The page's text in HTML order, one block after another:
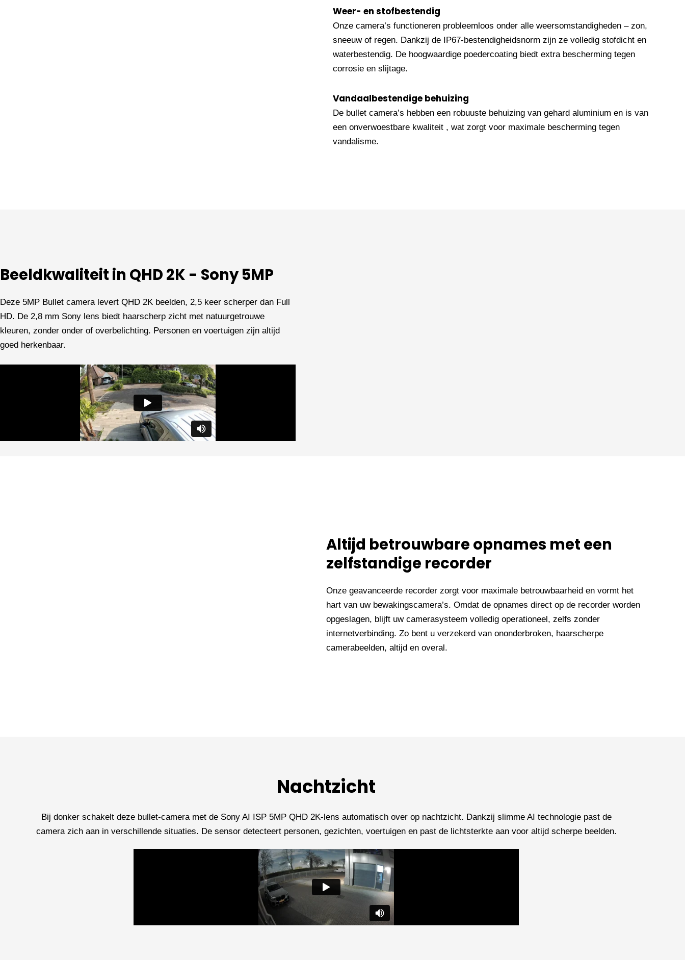
Weer- en stofbestendig
Onze camera’s functioneren probleemloos onder alle weersomstandigheden – zon,
sneeuw of regen. Dankzij de IP67-bestendigheidsnorm zijn ze volledig stofdicht en
waterbestendig. De hoogwaardige poedercoating biedt extra bescherming tegen
corrosie en slijtage.
Vandaalbestendige behuizing
De bullet camera’s hebben een robuuste behuizing van gehard aluminium en is van
een onverwoestbare kwaliteit , wat zorgt voor maximale bescherming tegen
vandalisme.
Beeldkwaliteit in QHD 2K - Sony 5MP
Deze 5MP Bullet camera levert QHD 2K beelden, 2,5 keer scherper dan Full
HD. De 2,8 mm Sony lens biedt haarscherp zicht met natuurgetrouwe
kleuren, zonder onder of overbelichting. Personen en voertuigen zijn altijd
goed herkenbaar.
Altijd betrouwbare opnames met een
zelfstandige recorder
Onze geavanceerde recorder zorgt voor maximale betrouwbaarheid en vormt het
hart van uw bewakingscamera’s. Omdat de opnames direct op de recorder worden
opgeslagen, blijft uw camerasysteem volledig operationeel, zelfs zonder
internetverbinding. Zo bent u verzekerd van ononderbroken, haarscherpe
camerabeelden, altijd en overal.
Nachtzicht
Bij donker schakelt deze bullet-camera met de Sony AI ISP 5MP QHD 2K-lens automatisch over op nachtzicht. Dankzij slimme AI technologie past de
camera zich aan in verschillende situaties. De sensor detecteert personen, gezichten, voertuigen en past de lichtsterkte aan voor altijd scherpe beelden.